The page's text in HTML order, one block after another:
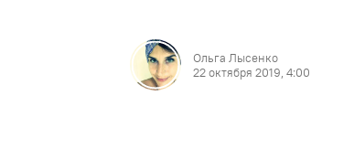
Ольга Лысенко
22 октября 2019, 4:00